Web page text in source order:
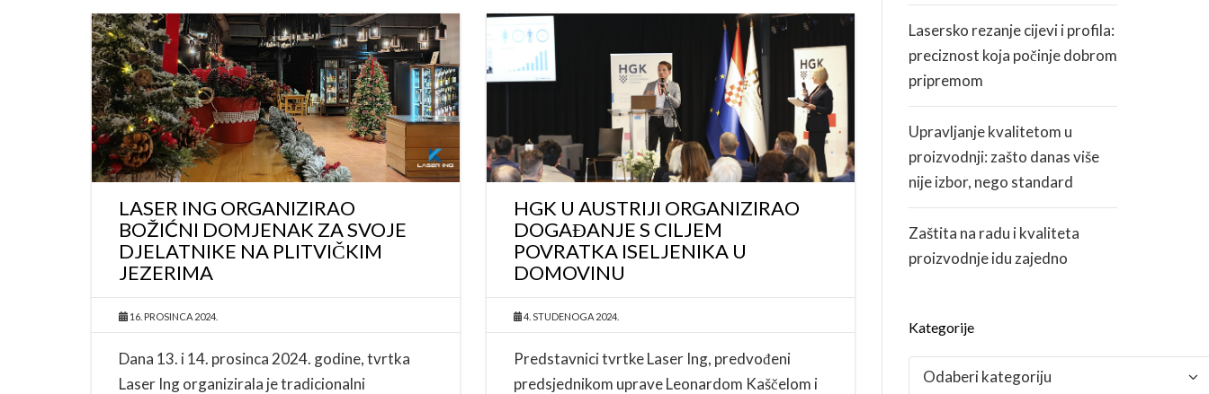
LASER ING ORGANIZIRAO
BOŽIĆNI DOMJENAK ZA SVOJE
DJELATNIKE NA PLITVIČKIM
JEZERIMA
16. PROSINCA 2024.
Dana 13. i 14. prosinca 2024. godine, tvrtka
Laser Ing organizirala je tradicionalni
HGK U AUSTRIJI ORGANIZIRAO
DOGAĐANJE S CILJEM
POVRATKA ISELJENIKA U
DOMOVINU
4. STUDENOGA 2024.
Predstavnici tvrtke Laser Ing, predvođeni
predsjednikom uprave Leonardom Kaščelom i
Lasersko rezanje cijevi i profila:
preciznost koja počinje dobrom
pripremom
Upravljanje kvalitetom u
proizvodnji: zašto danas više
nije izbor, nego standard
Zaštita na radu i kvaliteta
proizvodnje idu zajedno
Kategorije
Kategorije